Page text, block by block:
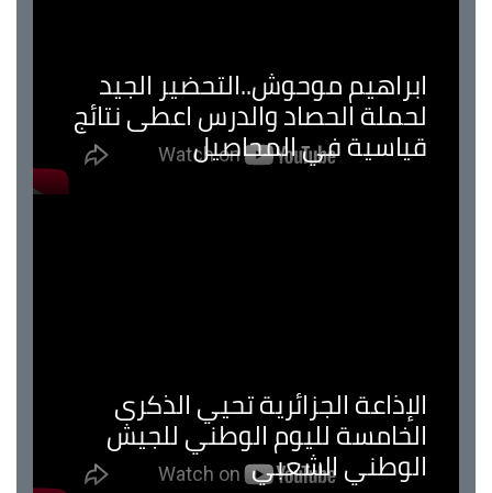
ابراهيم موحوش..التحضير الجيد
لحملة الحصاد والدرس اعطى نتائج
قياسية في المحاصيل
الإذاعة الجزائرية تحيي الذكرى
الخامسة لليوم الوطني للجيش
الوطني الشعبي